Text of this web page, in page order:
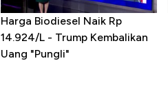
Harga Biodiesel Naik Rp
14.924/L - Trump Kembalikan
Uang "Pungli"